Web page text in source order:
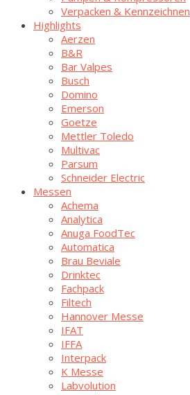
Ver­pa­cken & Kennzeichnen
High­lights
Aer­zen
B&R
Bar Val­pes
Busch
Domi­no
Emer­son
Goe­t­ze
Mett­ler Toledo
Mul­ti­vac
Par­sum
Schnei­der Electric
Mes­sen
Ache­ma
Ana­ly­ti­ca
Anu­ga FoodTec
Auto­ma­ti­ca
Brau Bevia­le
Drink­tec
Fach­pack
Fil­tech
Han­no­ver Messe
IFAT
IFFA
Inter­pack
K Mes­se
Lab­vo­lu­ti­on